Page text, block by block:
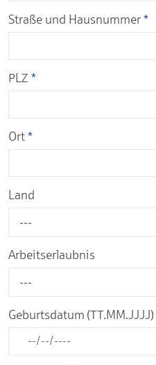
Straße und Hausnummer *
PLZ *
Ort *
Land
---
Arbeitserlaubnis
---
Geburtsdatum (TT.MM.JJJJ)